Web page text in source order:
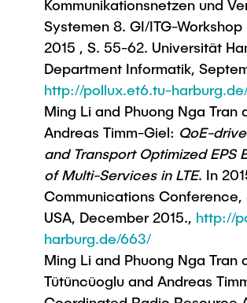
Kommunikationsnetzen und
Systemen 8. GI/ITG-
2015 , S. 55-62. Universität
Department Informatik,
http://pollux.et6.tu-
Ming Li and Phuong Nga Tran
Andreas Timm-Giel: QoE-
and Transport Optimized EPS
of Multi-Services in LTE. In
Communications Conference,
USA, December 2015., http://
harburg.de/663/
Ming Li and Phuong Nga Tran
Tütüncüoglu and Andreas